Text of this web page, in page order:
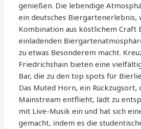
genießen. Die lebendige
ein deutsches Biergartenerlebnis,
Kombination aus köstlichem Craft
einladenden
zu etwas Besonderem macht.
Friedrichshain bieten eine
Bar, die zu den top spots für
Das Muted Horn, ein Rückzugsort,
Mainstream entflieht, lädt zu
mit Live-Musik ein und hat sich
gemacht, indem es die